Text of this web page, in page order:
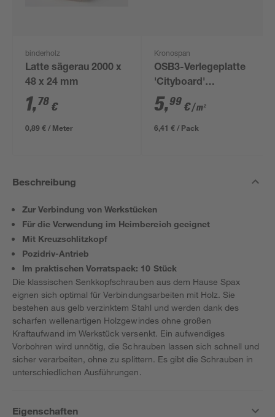
binderholz
Latte sägerau 2000 x
48 x 24 mm
1,78 €
0,89 € / Meter
Kronospan
OSB3-Verlegeplatte
'Cityboard'
ungeschliffen 1690 x
634 x 12 mm
5,99 €/ m²
6,41 € / Pack
Beschreibung
Zur Verbindung von Werkstücken
Für die Verwendung im Heimbereich geeignet
Mit Kreuzschlitzkopf
Pozidriv-Antrieb
Im praktischen Vorratspack: 10 Stück
Die klassischen Senkkopfschrauben aus dem Hause Spax
eignen sich optimal für Verbindungsarbeiten mit Holz. Sie
bestehen aus gelb verzinktem Stahl und werden dank des
scharfen wellenartigen Holzgewindes ohne großen
Kraftaufwand im Werkstück versenkt. Ein aufwendiges
Vorbohren wird unnötig, die Schrauben lassen sich schnell und
sicher verarbeiten, ohne zu splittern. Es gibt die Schrauben in
unterschiedlichen Ausführungen.
Eigenschaften